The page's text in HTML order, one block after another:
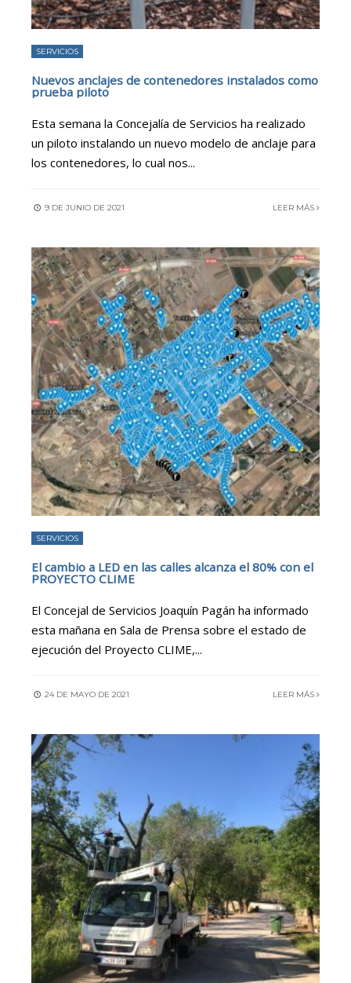
SERVICIOS
Nuevos anclajes de contenedores instalados como
prueba piloto
Esta semana la Concejalía de Servicios ha realizado
un piloto instalando un nuevo modelo de anclaje para
los contenedores, lo cual nos...
9 DE JUNIO DE 2021 LEER MÁS
SERVICIOS
El cambio a LED en las calles alcanza el 80% con el
PROYECTO CLIME
El Concejal de Servicios Joaquín Pagán ha informado
esta mañana en Sala de Prensa sobre el estado de
ejecución del Proyecto CLIME,...
24 DE MAYO DE 2021 LEER MÁS